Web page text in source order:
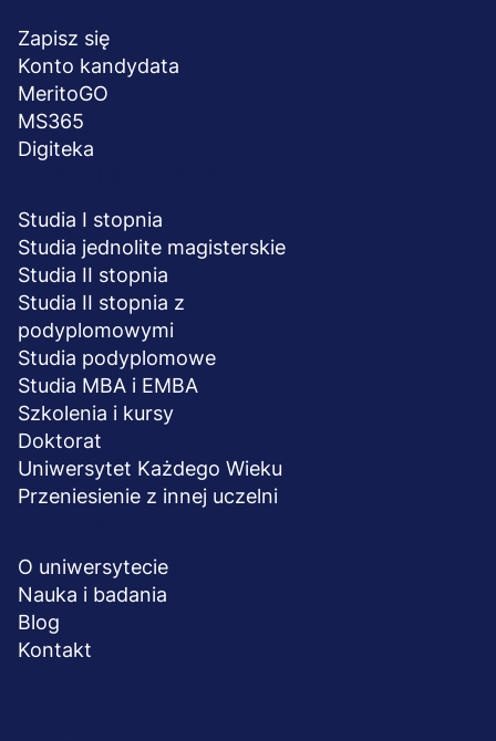
stopka
Zapisz się
Konto kandydata
MeritoGO
MS365
Digiteka
Studia I stopnia
Studia jednolite magisterskie
Studia II stopnia
Studia II stopnia z
podyplomowymi
Studia podyplomowe
Studia MBA i EMBA
Szkolenia i kursy
Doktorat
Uniwersytet Każdego Wieku
Przeniesienie z innej uczelni
O uniwersytecie
Nauka i badania
Blog
Kontakt